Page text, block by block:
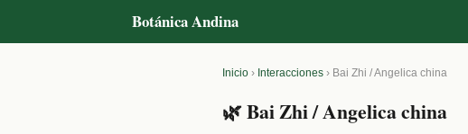
Botánica Andina
Inicio › Interacciones › Bai Zhi / Angelica china
🌿 Bai Zhi / Angelica china